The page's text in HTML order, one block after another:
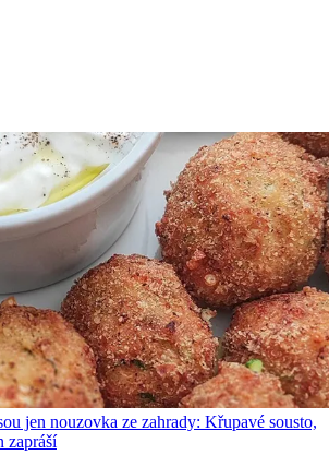
jen nouzovka ze zahrady: Křupavé sousto,
zapráší